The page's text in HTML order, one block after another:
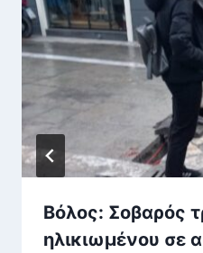
Βόλος: Σοβαρός
ηλικιωμένου σε